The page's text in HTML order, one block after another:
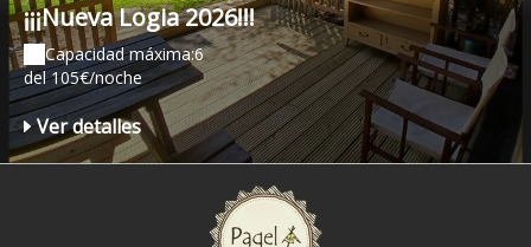
¡¡¡Nueva Logia 2026!!!
Capacidad máxima:6
del 105€/noche
Ver detalles